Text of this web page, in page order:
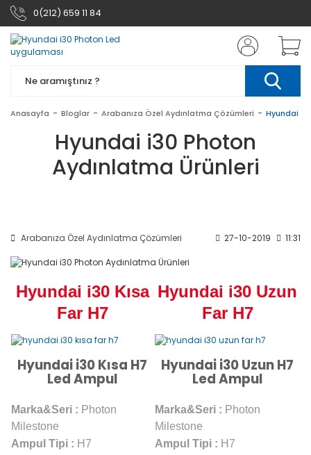
0(212) 659 11 84
Anasayfa Bloglar Arabanıza Özel Aydınlatma Çözümleri Hyundai
Hyundai i30 Photon
Aydınlatma Ürünleri
Arabanıza Özel Aydınlatma Çözümleri 27-10-2019 11:31
Hyundai i30 Kısa
Far H7
Hyundai i30 Kısa H7
Led Ampul
Marka&Seri : Photon
Milestone
Ampul Tipi : H7
Hyundai i30 Uzun
Far H7
Hyundai i30 Uzun H7
Led Ampul
Marka&Seri : Photon
Milestone
Ampul Tipi : H7